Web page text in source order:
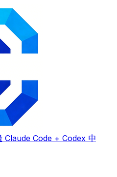
Claude Code + Codex 中